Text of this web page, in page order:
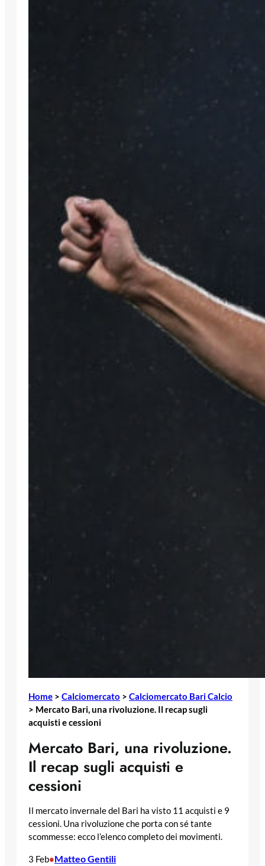
Home > Calciomercato > Calciomercato Bari Calcio
> Mercato Bari, una rivoluzione. Il recap sugli
acquisti e cessioni
Mercato Bari, una rivoluzione.
Il recap sugli acquisti e
cessioni
Il mercato invernale del Bari ha visto 11 acquisti e 9
cessioni. Una rivoluzione che porta con sé tante
scommesse: ecco l’elenco completo dei movimenti.
3 Feb•Matteo Gentili